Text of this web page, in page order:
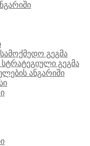
გეგმა
გეგმა
ანგარიში